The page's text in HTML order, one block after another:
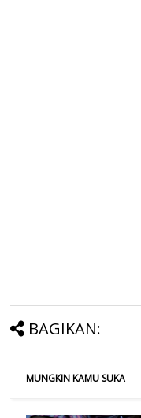
BAGIKAN:
MUNGKIN KAMU SUKA